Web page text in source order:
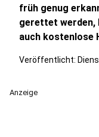
früh genug
gerettet werden,
auch kostenlose
Veröffentlicht:
Anzeige